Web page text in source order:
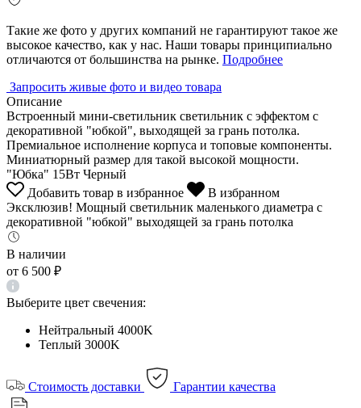
Такие же фото у других компаний не гарантируют такое же
высокое качество, как у нас. Наши товары принципиально
отличаются от большинства на рынке. Подробнее
Запросить живые фото и видео товара
Описание
Встроенный мини-светильник светильник с эффектом с
декоративной "юбкой", выходящей за грань потолка.
Премиальное исполнение корпуса и топовые компоненты.
Миниатюрный размер для такой высокой мощности.
"Юбка" 15Вт Черный
Добавить товар в избранное
В избранном
Эксклюзив! Мощный светильник маленького диаметра с
декоративной "юбкой" выходящей за грань потолка
В наличии
от 6 500 ₽
Выберите цвет свечения:
Нейтральный 4000K
Теплый 3000K
Стоимость доставки Гарантии качества